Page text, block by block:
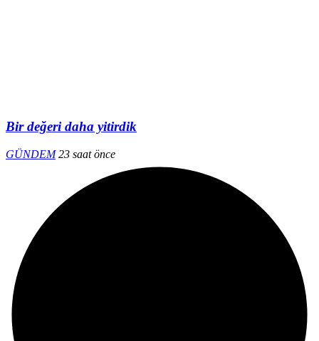
Bir değeri daha yitirdik
GÜNDEM 23 saat önce